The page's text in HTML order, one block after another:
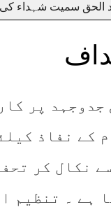
شہداء کی خبر سے
جدوجہد پر
کے نفاذ
نکال کر
ہے ۔ تنظیم